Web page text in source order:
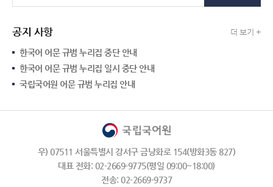
공지 사항 더 보기 +
한국어 어문 규범 누리집 중단 안내
한국어 어문 규범 누리집 일시 중단 안내
국립국어원 어문 규범 누리집 안내
우) 07511 서울특별시 강서구 금낭화로 154(방화3동 827)
대표 전화: 02-2669-9775(평일 09:00~18:00)
전송: 02-2669-9737